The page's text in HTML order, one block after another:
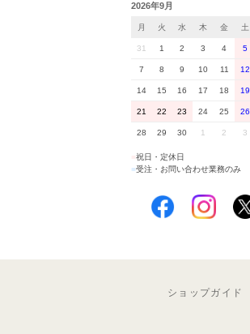
2026年9月
月 火 水 木 金 土
31 1 2 3 4 5
7 8 9 10 11 12
14 15 16 17 18 19
21 22 23 24 25 26
28 29 30 1 2 3
祝日・定休日
■受注・お問い合わせ業務のみ
ショップガイド